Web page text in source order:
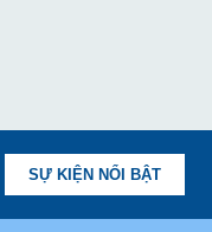
SỰ KIỆN NỔI BẬT